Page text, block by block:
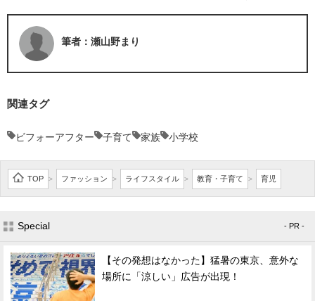
筆者：瀬山野まり
関連タグ
ビフォーアフター 子育て 家族 小学校
TOP > ファッション > ライフスタイル > 教育・子育て > 育児
Special - PR -
【その発想はなかった】猛暑の東京、意外な
場所に「涼しい」広告が出現！